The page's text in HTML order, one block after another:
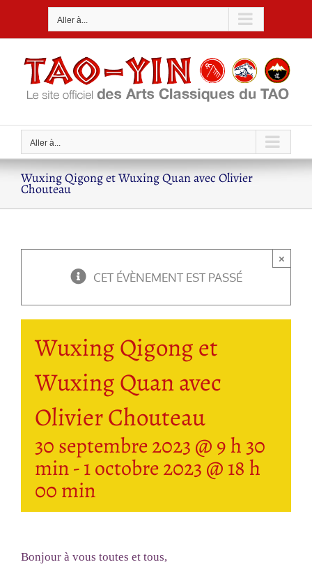
Aller à...
Aller à...
Wuxing Qigong et Wuxing Quan avec Olivier
Chouteau
CET ÉVÈNEMENT EST PASSÉ
×
Wuxing Qigong et
Wuxing Quan avec
Olivier Chouteau
30 septembre 2023 @ 9 h 30
min-1 octobre 2023 @ 18 h
00 min
Bonjour à vous toutes et tous,